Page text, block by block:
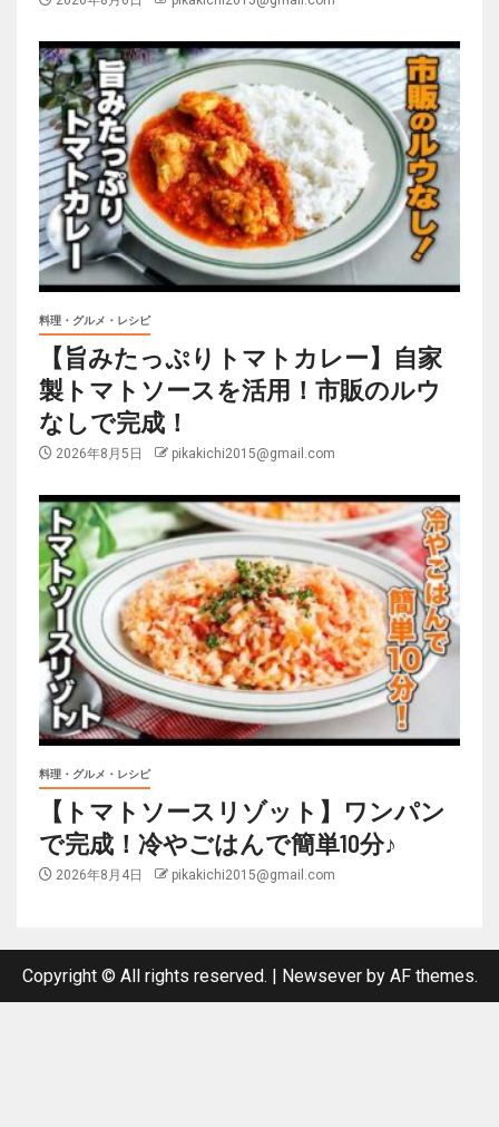
料理・グルメ・レシピ
【旨みたっぷりトマトカレー】自家
製トマトソースを活用！市販のルウ
なしで完成！
2026年8月5日 pikakichi2015@gmail.com
料理・グルメ・レシピ
【トマトソースリゾット】ワンパン
で完成！冷やごはんで簡単10分♪
2026年8月4日 pikakichi2015@gmail.com
Copyright © All rights reserved. | Newseverby AF themes.